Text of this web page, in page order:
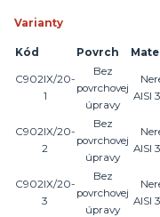
Varianty
Kód Povrch
C902IX/20-
1
Bez
povrchovej
úpravy
AISI
C902IX/20-
2
Bez
povrchovej
úpravy
AISI
C902IX/20-
3
Bez
povrchovej
úpravy
AISI